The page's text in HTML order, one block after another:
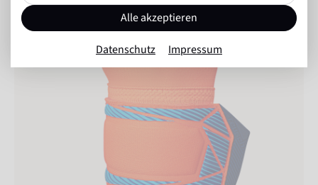
Alle akzeptieren
Datenschutz Impressum